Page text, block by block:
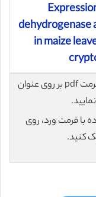
dehydrogenase
in maize
برای دانلود رایگان مقاله انگلیسی با فرمت pdf بر روی عنوان
با فرمت ورد، روی
کنید.